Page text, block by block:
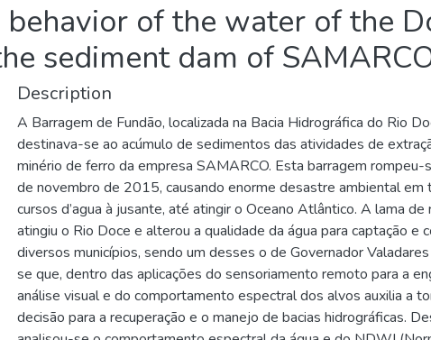
of the water of the
sediment dam of
Description
A Barragem de Fundão, localizada na Bacia Hidrográfica do Rio
destinava-se ao acúmulo de sedimentos das atividades de
minério de ferro da empresa SAMARCO. Esta barragem rompeu-
de novembro de 2015, causando enorme desastre ambiental em
cursos d’agua à jusante, até atingir o Oceano Atlântico. A lama
atingiu o Rio Doce e alterou a qualidade da água para captação e
diversos municípios, sendo um desses o de Governador
se que, dentro das aplicações do sensoriamento remoto para a
análise visual e do comportamento espectral dos alvos auxilia a
decisão para a recuperação e o manejo de bacias hidrográficas.